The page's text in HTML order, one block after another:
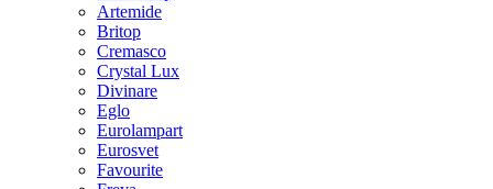
Artemide
Britop
Cremasco
Crystal Lux
Divinare
Eglo
Eurolampart
Eurosvet
Favourite